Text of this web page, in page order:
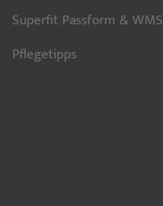
Superfit Passform & WMS
Pflegetipps